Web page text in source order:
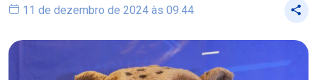
11 de dezembro de 2024 às 09:44